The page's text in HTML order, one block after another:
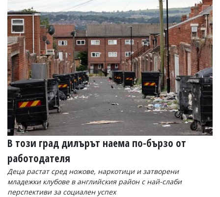
Коментарите
под
статиите
се
въвеждат
от
читателите
и
редакцията
не
носи
отговорност
за
тях!
Ако
откриете
обиден
за
вас
коментар,
моля
сигнализирайте
В този град дилърът наема по-бързо от
работодателя
Деца растат сред ножове, наркотици и затворени
младежки клубове в английския район с най-слаби
перспективи за социален успех